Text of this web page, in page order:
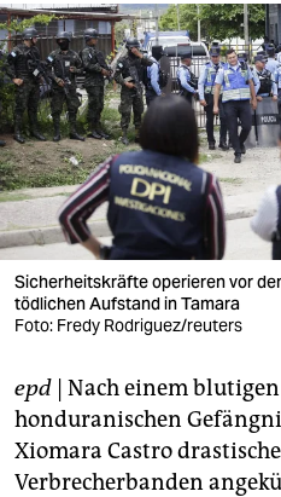
berlin
nord
wahrheit
verlag
verlag
veranstaltungen
shop
fragen & hilfe
unterstützen
abo
Sicherheitskräfte operieren vor
tödlichen Aufstand in Tamara
Foto: Fredy Rodriguez/reuters
epd | Nach einem
honduranischen
Xiomara Castro
Verbrecherbanden